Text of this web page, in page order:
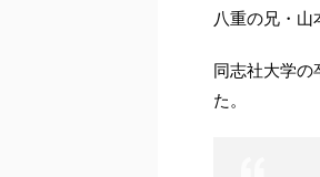
八重の兄・山
同志社大学の
た。